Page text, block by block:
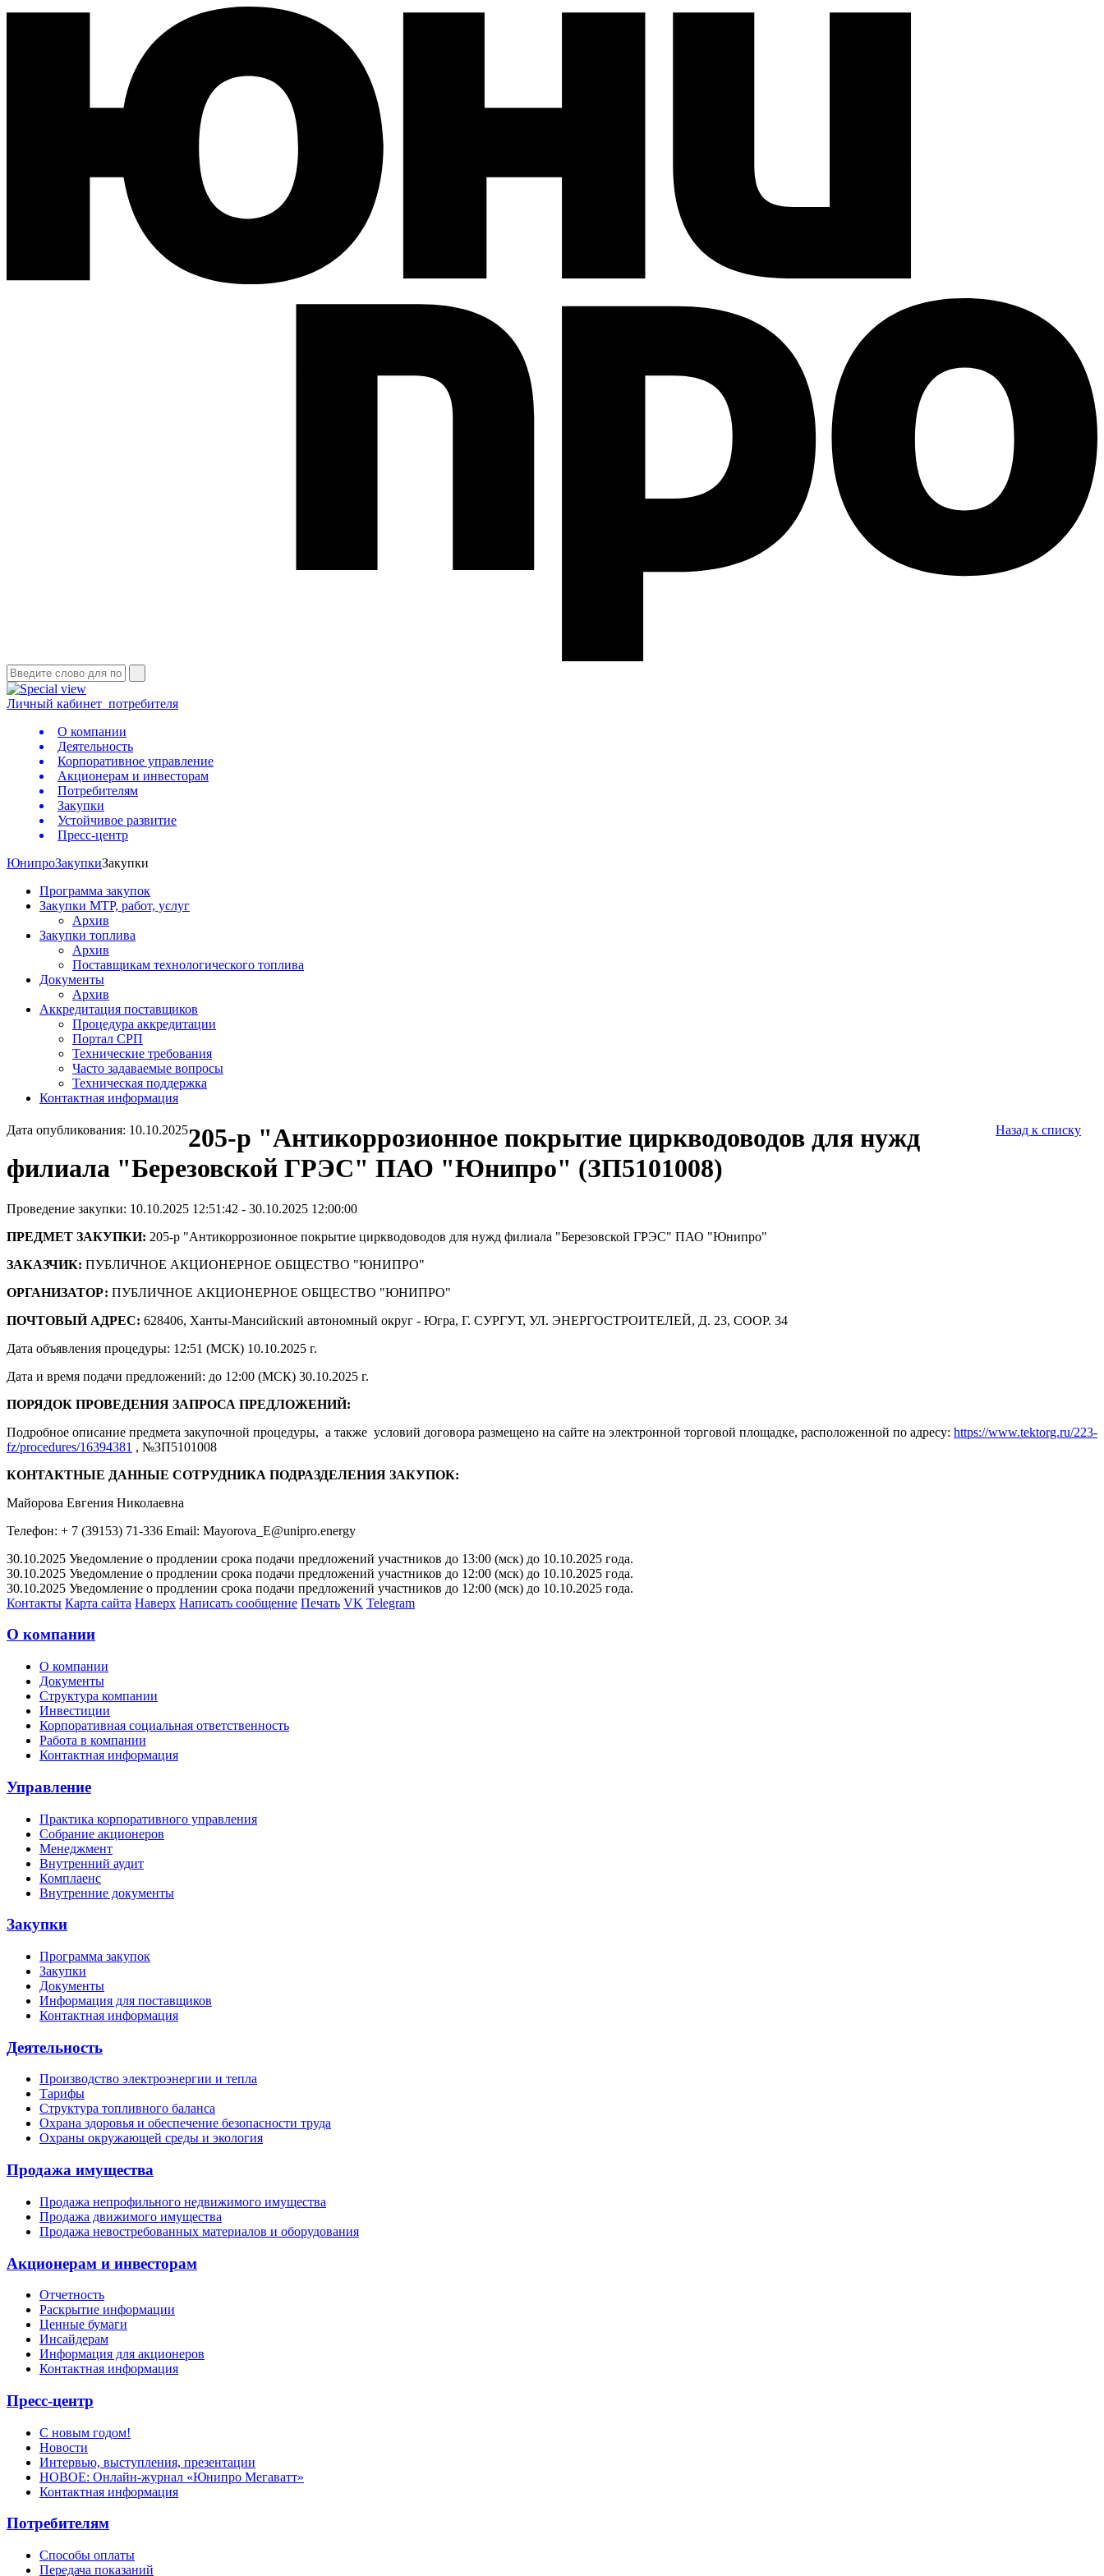
Личный кабинет потребителя
О компании
Деятельность
Корпоративное управление
Акционерам и инвесторам
Потребителям
Закупки
Устойчивое развитие
Пресс-центр
ЮнипроЗакупкиЗакупки
Программа закупок
Закупки МТР, работ, услуг
Архив
Закупки топлива
Архив
Поставщикам технологического топлива
Документы
Архив
Аккредитация поставщиков
Процедура аккредитации
Портал СРП
Технические требования
Часто задаваемые вопросы
Техническая поддержка
Контактная информация
Дата опубликования: 10.10.2025 Назад к списку
205-р "Антикоррозионное покрытие циркводоводов для нужд
филиала "Березовской ГРЭС" ПАО "Юнипро" (ЗП5101008)
Проведение закупки: 10.10.2025 12:51:42 - 30.10.2025 12:00:00
ПРЕДМЕТ ЗАКУПКИ: 205-р "Антикоррозионное покрытие циркводоводов для нужд филиала "Березовской ГРЭС" ПАО "Юнипро"
ЗАКАЗЧИК: ПУБЛИЧНОЕ АКЦИОНЕРНОЕ ОБЩЕСТВО "ЮНИПРО"
ОРГАНИЗАТОР: ПУБЛИЧНОЕ АКЦИОНЕРНОЕ ОБЩЕСТВО "ЮНИПРО"
ПОЧТОВЫЙ АДРЕС: 628406, Ханты-Мансийский автономный округ - Югра, Г. СУРГУТ, УЛ. ЭНЕРГОСТРОИТЕЛЕЙ, Д. 23, СООР. 34
Дата объявления процедуры: 12:51 (МСК) 10.10.2025 г.
Дата и время подачи предложений: до 12:00 (МСК) 30.10.2025 г.
ПОРЯДОК ПРОВЕДЕНИЯ ЗАПРОСА ПРЕДЛОЖЕНИЙ:
Подробное описание предмета закупочной процедуры, а также условий договора размещено на сайте на электронной торговой площадке, расположенной по адресу: https://www.tektorg.ru/223-
fz/procedures/16394381 , №ЗП5101008
КОНТАКТНЫЕ ДАННЫЕ СОТРУДНИКА ПОДРАЗДЕЛЕНИЯ ЗАКУПОК:
Майорова Евгения Николаевна
Телефон: + 7 (39153) 71-336 Email: Mayorova_E@unipro.energy
30.10.2025 Уведомление о продлении срока подачи предложений участников до 13:00 (мск) до 10.10.2025 года.
30.10.2025 Уведомление о продлении срока подачи предложений участников до 12:00 (мск) до 10.10.2025 года.
30.10.2025 Уведомление о продлении срока подачи предложений участников до 12:00 (мск) до 10.10.2025 года.
Контакты Карта сайта Наверх Написать сообщение Печать VK Telegram
О компании
О компании
Документы
Структура компании
Инвестиции
Корпоративная социальная ответственность
Работа в компании
Контактная информация
Управление
Практика корпоративного управления
Собрание акционеров
Менеджмент
Внутренний аудит
Комплаенс
Внутренние документы
Закупки
Программа закупок
Закупки
Документы
Информация для поставщиков
Контактная информация
Деятельность
Производство электроэнергии и тепла
Тарифы
Структура топливного баланса
Охрана здоровья и обеспечение безопасности труда
Охраны окружающей среды и экология
Продажа имущества
Продажа непрофильного недвижимого имущества
Продажа движимого имущества
Продажа невостребованных материалов и оборудования
Акционерам и инвесторам
Отчетность
Раскрытие информации
Ценные бумаги
Инсайдерам
Информация для акционеров
Контактная информация
Пресс-центр
С новым годом!
Новости
Интервью, выступления, презентации
НОВОЕ: Онлайн-журнал «Юнипро Мегаватт»
Контактная информация
Потребителям
Способы оплаты
Передача показаний